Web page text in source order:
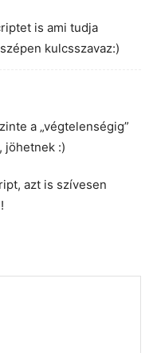
is ami tudja
kulcsszavaz:)
a „végtelenségig”
jöhetnek :)
azt is szívesen